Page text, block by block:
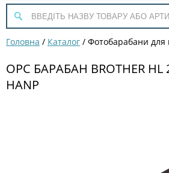
Головна / Каталог / Фотобарабани для
OPC БАРАБАН BROTHER HL
HANP